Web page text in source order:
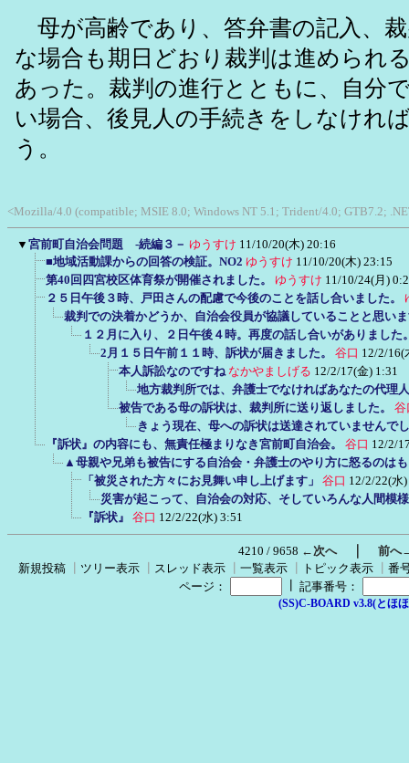
母が高齢であり、答弁書の記入、
な場合も期日どおり裁判は進められ
あった。裁判の進行とともに、自分
い場合、後見人の手続きをしなけれ
う。
<Mozilla/4.0 (compatible; MSIE 8.0; Windows NT 5.1; Trident/4.0; GTB7.2;
▼ 宮前町自治会問題 -続編３－ ゆうすけ 11/10/20(木) 20:16
■地域活動課からの回答の検証。NO2 ゆうすけ 11/10/20(木) 23:15
第40回四宮校区体育祭が開催されました。
ゆうすけ 11/10/24(月)
２５日午後３時、戸田さんの配慮で今後のことを話し合いました。
裁判での決着かどうか、自治会役員が協議していることと思い
１２月に入り、２日午後４時。再度の話し合いがありました
2月１５日午前１１時、訴状が届きました。
谷口 12/2/16(
本人訴訟なのですね なかやましげる 12/2/17(金) 1:31
地方裁判所では、弁護士でなければあなたの代理
被告である母の訴状は、裁判所に送り返しました。
谷
きょう現在、母への訴状は送達されていませんで
『訴状』の内容にも、無責任極まりなき宮前町自治会。
谷口 12/2/
▲母親や兄弟も被告にする自治会・弁護士のやり方に怒るのは
「被災された方々にお見舞い申し上げます」
谷口 12/2/22(水
災害が起こって、自治会の対応、そしていろんな人間模
『訴状』
谷口 12/2/22(水) 3:51
4210 / 9658 ←次へ｜ 前へ
新規投稿
ツリー表示 スレッド表示 一覧表示 トピック表示
番
ページ：
記事番号：
(SS)C-BOARD v3.8(とほ